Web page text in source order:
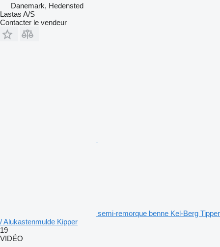
Danemark, Hedensted
Lastas A/S
Contacter le vendeur
semi-remorque benne Kel-Berg Tipper
/ Alukastenmulde Kipper
19
VIDÉO